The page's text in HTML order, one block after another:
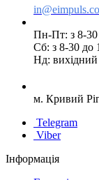
Пн-Пт: з 8-30
Сб: з 8-30 до
Нд: вихідний
м. Кривий
Telegram
Viber
Інформація